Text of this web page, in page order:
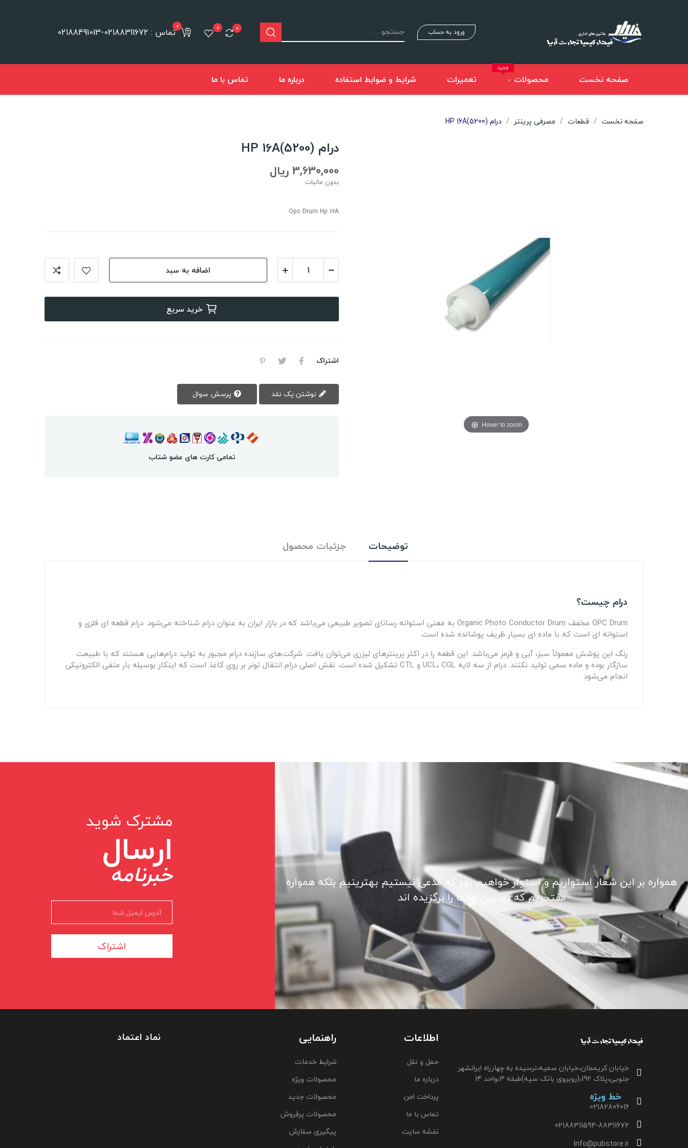
ورود به حساب 0
0 تماس : 02188311672-021884910130
صفحه نخست محصولات
جدید
تعمیرات شرایط و ضوابط استفاده درباره ما تماس با ما
صفحه نخست قطعات مصرفی پرینتر درام (5200)HP 16A
Hover to zoom
درام (5200)HP 16A
3,630,000 ریال
بدون مالیات
Opc Drum Hp 16A
اضافه به سبد
خرید سریع
اشتراک
تمامی کارت های عضو شتاب
توضیحات جزئیات محصول
درام چیست؟
OPC Drum مخفف Organic Photo Conductor Drum به معنی استوانه رسانای تصویر طبیعی می‌باشد که در بازار ایران به عنوان درام شناخته می‌شود. درام قطعه ای فلزی و
استوانه ای است که با ماده ای بسیار ظریف پوشانده شده است.
رنگ این پوشش معمولاً سبز، آبی و قرمز می‌باشد. این قطعه را در اکثر پرینترهای لیزری می‌توان یافت. شرکت‌های سازنده درام مجبور به تولید درام‌هایی هستند که با طبیعت
سازگار بوده و ماده سمی‌ تولید نکنند. درام از سه لایه UCL، CGL و CTL تشکیل شده است. نقش اصلی درام انتقال تونر بر روی کاغذ است که اینکار بوسیله بار منفی الکترونیکی
انجام می‌شود.
همواره بر این شعار استواریم و استوار خواهیم بود که مدعی نیستیم بهترینیم بلکه همواره
مفتخریم که بهترین ها ما را برگزیده اند
مشترک شوید
ارسال
خبرنامه
اشتراک
خیابان کریمخان،خیابان سمیه،نرسیده به چهارراه ایرانشهر
جنوبی،پلاک 192،(روبروی بانک سپه)طبقه 3،واحد 14
خط ویژه
02182806016
02188311594-88311672
Info@pubstore.ir
اطلاعات
حمل و نقل
درباره ما
پرداخت امن
تماس با ما
نقشه سایت
راهنمایی
شرایط خدمات
محصولات ویژه
محصولات جدید
محصولات پرفروش
پیگیری سفارش
نماد اعتماد